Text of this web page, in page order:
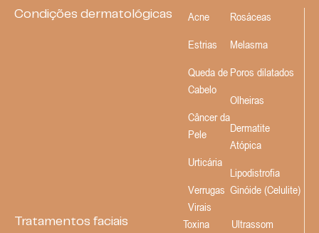
Condições dermatológicas
Acne
Estrias
Queda de
Cabelo
Câncer da
Pele
Urticária
Verrugas
Virais
Rosáceas
Melasma
Poros dilatados
Olheiras
Dermatite
Atópica
Lipodistrofia
Ginóide (Celulite)
Tratamentos faciais
Toxina
Ultrassom